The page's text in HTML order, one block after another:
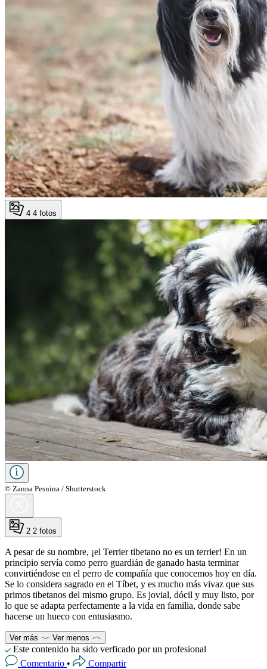
4 4 fotos
© Zanna Pesnina / Shutterstock
2 2 fotos
A pesar de su nombre, ¡el Terrier tibetano no es un terrier! En un
principio servía como perro guardián de ganado hasta terminar
convirtiéndose en el perro de compañía que conocemos hoy en día.
Se lo considera sagrado en el Tíbet, y es mucho más vivaz que sus
primos tibetanos del mismo grupo. Es jovial, dócil y muy listo, por
lo que se adapta perfectamente a la vida en familia, donde sabe
hacerse un hueco con entusiasmo.
Ver más Ver menos
Este contenido ha sido verficado por un profesional
Comentario • Compartir